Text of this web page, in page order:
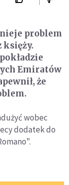
problem
Emiratów
że
wobec
dodatek do